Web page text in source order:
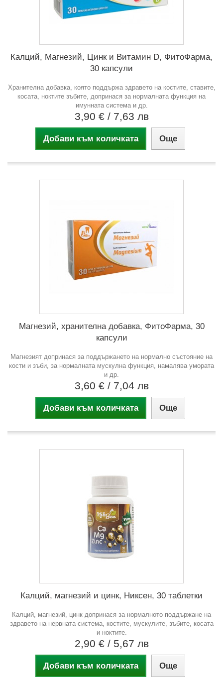
Калций, Магнезий, Цинк и Витамин D, ФитоФарма,
30 капсули
Хранителна добавка, която поддържа здравето на костите, ставите,
косата, ноктите зъбите, допринася за нормалната функция на
имунната система и др.
3,90 € / 7,63 лв
Добави към количката Още
Магнезий, хранителна добавка, ФитоФарма, 30
капсули
Магнезият допринася за поддържането на нормално състояние на
кости и зъби, за нормалната мускулна функция, намалява умората
и др.
3,60 € / 7,04 лв
Добави към количката Още
Калций, магнезий и цинк, Никсен, 30 таблетки
Калций, магнезий, цинк допринася за нормалното поддържане на
здравето на нервната система, костите, мускулите, зъбите, косата
и ноктите.
2,90 € / 5,67 лв
Добави към количката Още